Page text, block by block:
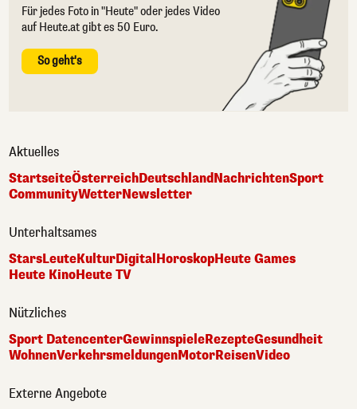
Für jedes Foto in "Heute" oder jedes Video
auf Heute.at gibt es 50 Euro.
So geht's
Aktuelles
StartseiteÖsterreichDeutschlandNachrichtenSport
CommunityWetterNewsletter
Unterhaltsames
StarsLeuteKulturDigital HoroskopHeute Games
Heute KinoHeute TV
Nützliches
Sport DatencenterGewinnspieleRezepteGesundheit
WohnenVerkehrsmeldungenMotorReisenVideo
Externe Angebote